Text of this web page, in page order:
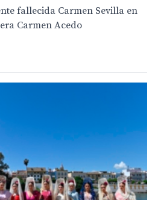
fallecida Carmen Sevilla en
Carmen Acedo